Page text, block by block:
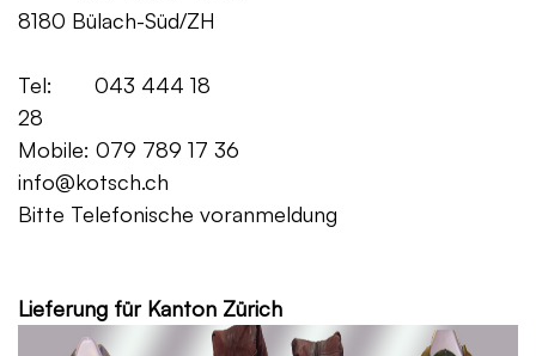
8180 Bülach-Süd/ZH
Tel: 043 444 18
28
Mobile: 079 789 17 36
info@kotsch.ch
Bitte Telefonische voranmeldung
Lieferung für Kanton Zürich